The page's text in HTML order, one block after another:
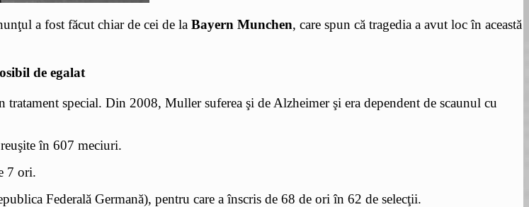
a fost făcut chiar de cei de la Bayern Munchen, care spun că tragedia a avut loc în această
de egalat
special. Din 2008, Muller suferea şi de Alzheimer şi era dependent de scaunul cu
în 607 meciuri.
7 ori.
Federală Germană), pentru care a înscris de 68 de ori în 62 de selecţii.